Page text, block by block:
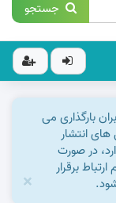
جستجو
بارگذاری می
های انتشار
در صورت
برقرار
×